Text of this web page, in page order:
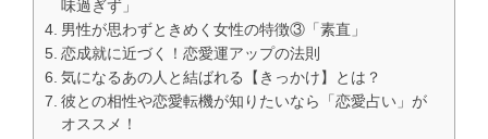
味過ぎず」
男性が思わずときめく女性の特徴③「素直」
恋成就に近づく！恋愛運アップの法則
気になるあの人と結ばれる【きっかけ】とは？
彼との相性や恋愛転機が知りたいなら「恋愛占い」が
オススメ！